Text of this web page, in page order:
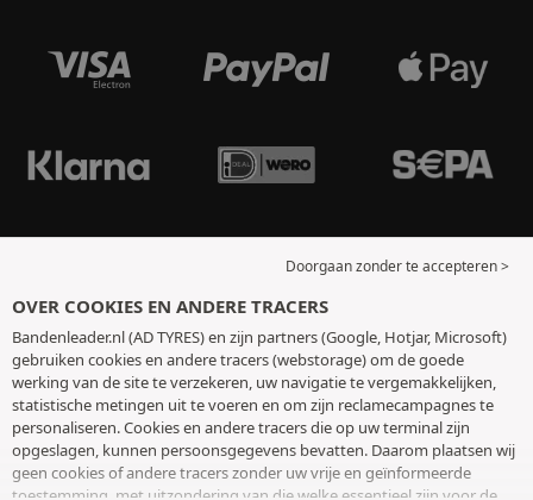
Doorgaan zonder te accepteren >
OVER COOKIES EN ANDERE TRACERS
Bandenleader.nl (AD TYRES) en zijn partners (Google, Hotjar, Microsoft)
gebruiken cookies en andere tracers (webstorage) om de goede
werking van de site te verzekeren, uw navigatie te vergemakkelijken,
statistische metingen uit te voeren en om zijn reclamecampagnes te
personaliseren. Cookies en andere tracers die op uw terminal zijn
opgeslagen, kunnen persoonsgegevens bevatten. Daarom plaatsen wij
geen cookies of andere tracers zonder uw vrije en geïnformeerde
toestemming, met uitzondering van die welke essentieel zijn voor de